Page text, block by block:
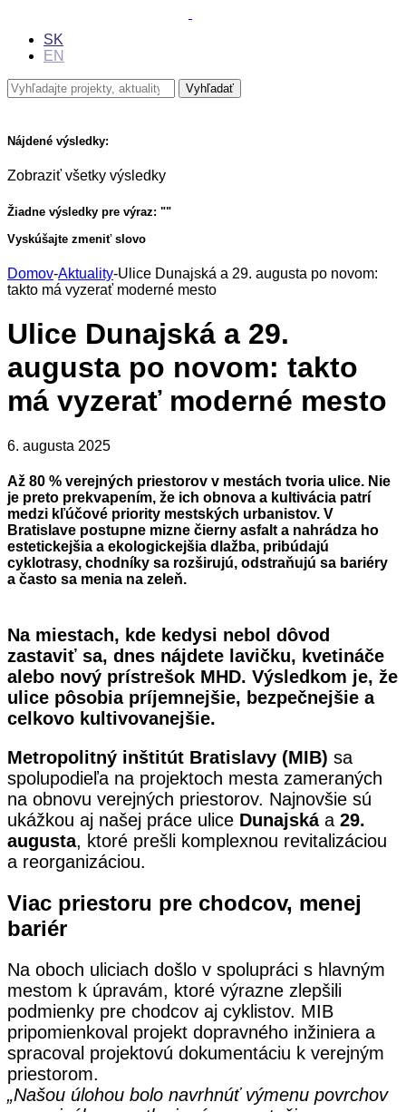
SK
EN
Nájdené výsledky:
Zobraziť všetky výsledky
Žiadne výsledky pre výraz: ""
Vyskúšajte zmeniť slovo
Domov-Aktuality-Ulice Dunajská a 29. augusta po novom:
takto má vyzerať moderné mesto
Ulice Dunajská a 29.
augusta po novom: takto
má vyzerať moderné mesto
6. augusta 2025
Až 80 % verejných priestorov v mestách tvoria ulice. Nie
je preto prekvapením, že ich obnova a kultivácia patrí
medzi kľúčové priority mestských urbanistov. V
Bratislave postupne mizne čierny asfalt a nahrádza ho
estetickejšia a ekologickejšia dlažba, pribúdajú
cyklotrasy, chodníky sa rozširujú, odstraňujú sa bariéry
a často sa menia na zeleň.
Na miestach, kde kedysi nebol dôvod
zastaviť sa, dnes nájdete lavičku, kvetináče
alebo nový prístrešok MHD. Výsledkom je, že
ulice pôsobia príjemnejšie, bezpečnejšie a
celkovo kultivovanejšie.
Metropolitný inštitút Bratislavy (MIB) sa
spolupodieľa na projektoch mesta zameraných
na obnovu verejných priestorov. Najnovšie sú
ukážkou aj našej práce ulice Dunajskáa 29.
augusta, ktoré prešli komplexnou revitalizáciou
a reorganizáciou.
Viac priestoru pre chodcov, menej
bariér
Na oboch uliciach došlo v spolupráci s hlavným
mestom k úpravám, ktoré výrazne zlepšili
podmienky pre chodcov aj cyklistov. MIB
pripomienkoval projekt dopravného inžiniera a
spracoval projektovú dokumentáciu k verejným
priestorom.
„Našou úlohou bolo navrhnúť výmenu povrchov